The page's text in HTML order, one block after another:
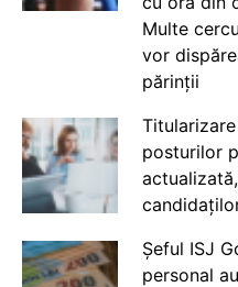
Multe
vor
părinții
posturilor
Șeful ISJ
personal